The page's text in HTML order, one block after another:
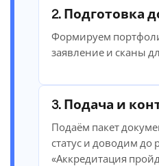
2. Подготовка
Формируем
заявление и сканы
3. Подача и
Подаём пакет
статус и доводим до
«Аккредитация